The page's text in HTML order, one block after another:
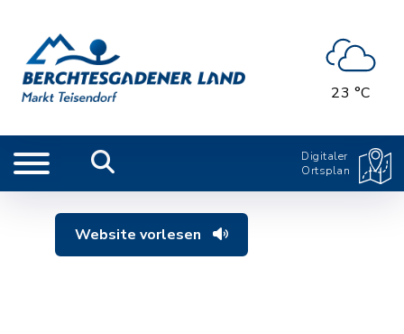
23 °C
Digitaler
Ortsplan
Website vorlesen